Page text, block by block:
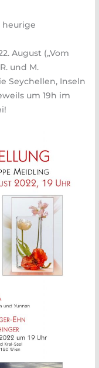
heurige
August („Vom
und M.
Seychellen, Inseln
um 19h im